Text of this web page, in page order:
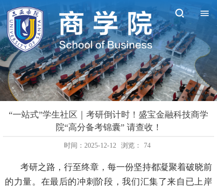
“一站式”学生社区｜考研倒计时！盛宝金融科技商学
院“高分备考锦囊” 请查收！
时间：2025-12-12 浏览： 74
考研之路，行至终章，每一份坚持都凝聚着破晓前
的力量。在最后的冲刺阶段，我们汇集了来自已上岸